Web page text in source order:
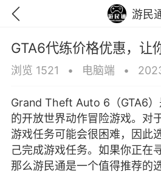
游民
GTA6代练价格优惠，让
浏览 1521 • 电脑端 •
Grand Theft Auto 6（GTA6
的开放世界动作冒险游戏。对
游戏任务可能会很困难，因此
己完成游戏任务。如果你正在
那么游民通是一个值得推荐的